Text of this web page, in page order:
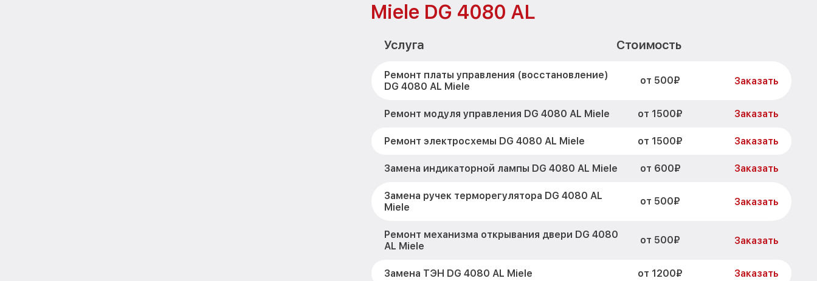
Miele DG 4080 AL
Услуга Стоимость
Ремонт платы управления (восстановление)
DG 4080 AL Miele
от 500₽ Заказать
Ремонт модуля управления DG 4080 AL Miele от 1500₽ Заказать
Ремонт электросхемы DG 4080 AL Miele от 1500₽ Заказать
Замена индикаторной лампы DG 4080 AL Miele от 600₽ Заказать
Замена ручек терморегулятора DG 4080 AL
Miele
от 500₽ Заказать
Ремонт механизма открывания двери DG 4080
AL Miele
от 500₽ Заказать
Замена ТЭН DG 4080 AL Miele от 1200₽ Заказать